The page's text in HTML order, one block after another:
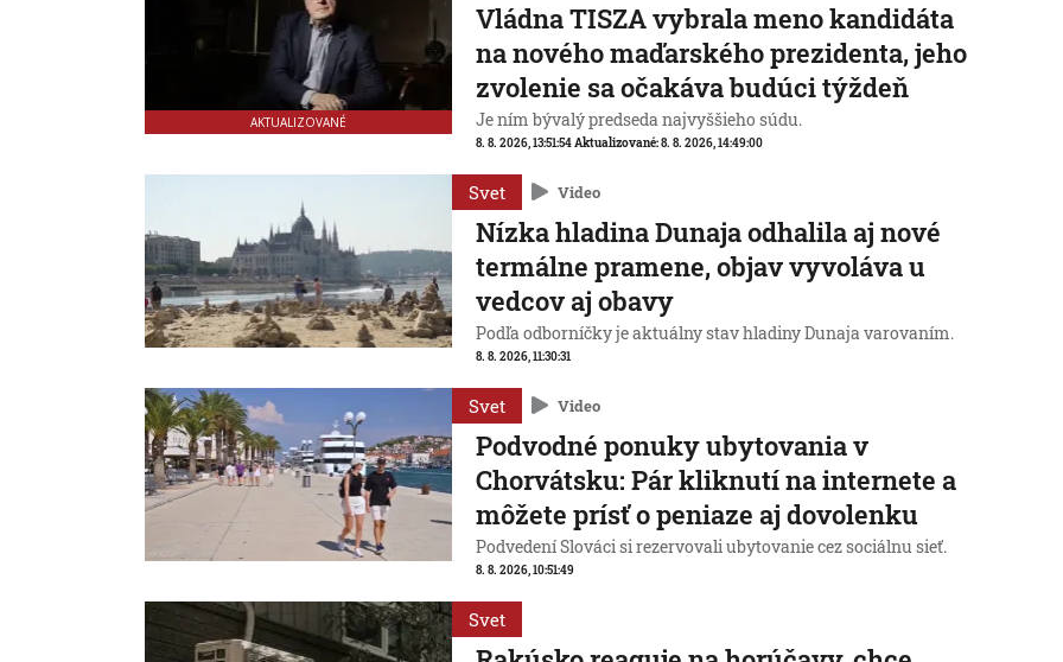
AKTUALIZOVANÉ
Vládna TISZA vybrala meno kandidáta
na nového maďarského prezidenta, jeho
zvolenie sa očakáva budúci týždeň
Je ním bývalý predseda najvyššieho súdu.
8. 8. 2026, 13:51:54Aktualizované:8. 8. 2026, 14:49:00
Svet Video
Nízka hladina Dunaja odhalila aj nové
termálne pramene, objav vyvoláva u
vedcov aj obavy
Podľa odborníčky je aktuálny stav hladiny Dunaja varovaním.
8. 8. 2026, 11:30:31
Svet Video
Podvodné ponuky ubytovania v
Chorvátsku: Pár kliknutí na internete a
môžete prísť o peniaze aj dovolenku
Podvedení Slováci si rezervovali ubytovanie cez sociálnu sieť.
8. 8. 2026, 10:51:49
Svet